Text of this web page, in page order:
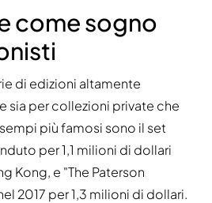
come sogno
di edizioni altamente
sia per collezioni private che
più famosi sono il set
per 1,1 milioni di dollari
Kong, e "The Paterson
2017 per 1,3 milioni di dollari.